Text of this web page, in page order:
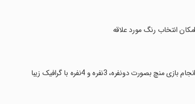
‏امکان انتخاب رنگ مورد علاقه
‏انجام بازی منچ بصورت دونفره، 3نفره و 4نفره با گرافیک زیبا